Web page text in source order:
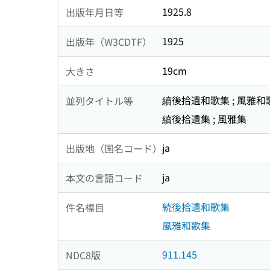
出版年月日等 1925.8
出版年（W3CDTF） 1925
大きさ 19cm
並列タイトル等
續後拾遺和歌集 ; 風雅和
續後拾遺集 ; 風雅集
出版地（国名コード） ja
本文の言語コード ja
件名標目
続後拾遺和歌集
風雅和歌集
NDC8版 911.145